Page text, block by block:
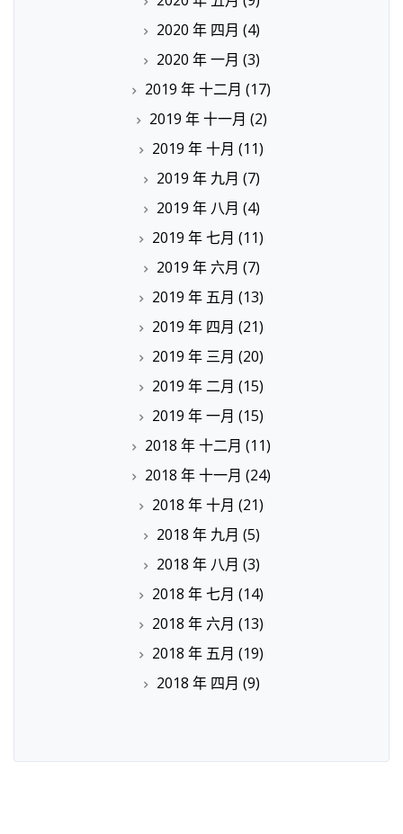
2020 年 四月 (4)
2020 年 一月 (3)
2019 年 十二月 (17)
2019 年 十一月 (2)
2019 年 十月 (11)
2019 年 九月 (7)
2019 年 八月 (4)
2019 年 七月 (11)
2019 年 六月 (7)
2019 年 五月 (13)
2019 年 四月 (21)
2019 年 三月 (20)
2019 年 二月 (15)
2019 年 一月 (15)
2018 年 十二月 (11)
2018 年 十一月 (24)
2018 年 十月 (21)
2018 年 九月 (5)
2018 年 八月 (3)
2018 年 七月 (14)
2018 年 六月 (13)
2018 年 五月 (19)
2018 年 四月 (9)